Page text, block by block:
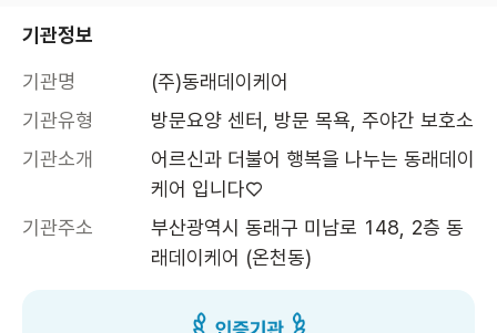
기관정보
기관명
(주)동래데이케어
기관유형
방문요양 센터, 방문 목욕, 주야간 보호소
기관소개
어르신과 더불어 행복을 나누는 동래데이
케어 입니다♡
기관주소
부산광역시 동래구 미남로 148, 2층 동
래데이케어 (온천동)